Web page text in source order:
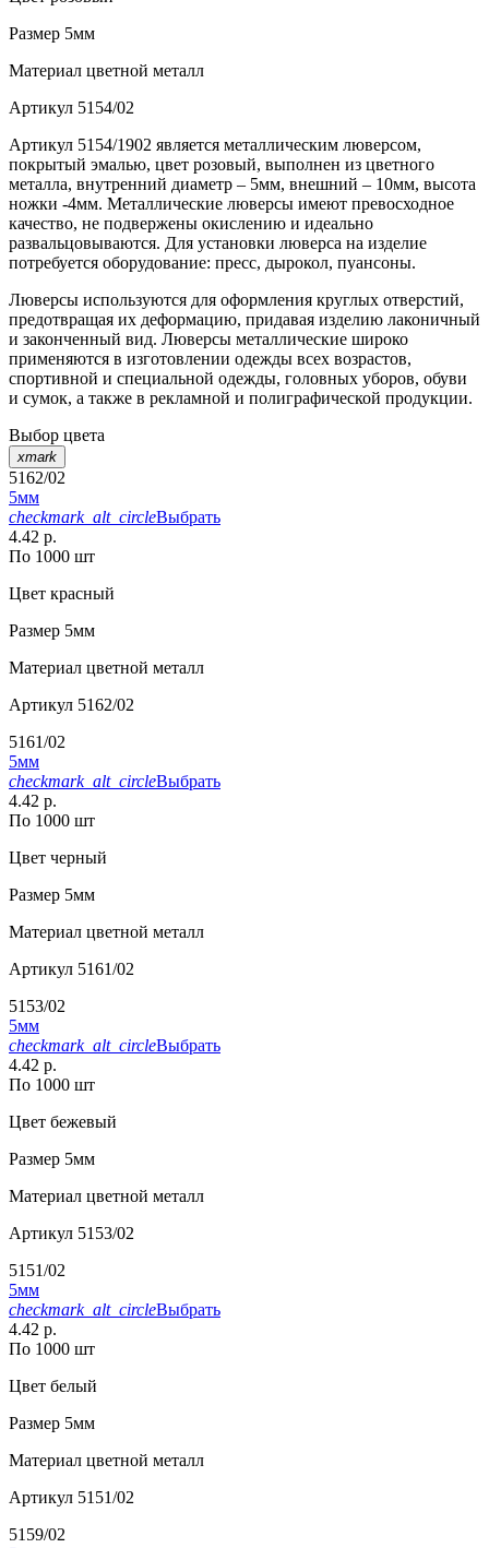
Размер 5мм
Материал цветной металл
Артикул 5154/02
Артикул 5154/1902 является металлическим люверсом,
покрытый эмалью, цвет розовый, выполнен из цветного
металла, внутренний диаметр – 5мм, внешний – 10мм, высота
ножки -4мм. Металлические люверсы имеют превосходное
качество, не подвержены окислению и идеально
развальцовываются. Для установки люверса на изделие
потребуется оборудование: пресс, дырокол, пуансоны.
Люверсы используются для оформления круглых отверстий,
предотвращая их деформацию, придавая изделию лаконичный
и законченный вид. Люверсы металлические широко
применяются в изготовлении одежды всех возрастов,
спортивной и специальной одежды, головных уборов, обуви
и сумок, а также в рекламной и полиграфической продукции.
Выбор цвета
xmark
5162/02
5мм
checkmark_alt_circleВыбрать
4.42 р.
По 1000 шт
Цвет красный
Размер 5мм
Материал цветной металл
Артикул 5162/02
5161/02
5мм
checkmark_alt_circleВыбрать
4.42 р.
По 1000 шт
Цвет черный
Размер 5мм
Материал цветной металл
Артикул 5161/02
5153/02
5мм
checkmark_alt_circleВыбрать
4.42 р.
По 1000 шт
Цвет бежевый
Размер 5мм
Материал цветной металл
Артикул 5153/02
5151/02
5мм
checkmark_alt_circleВыбрать
4.42 р.
По 1000 шт
Цвет белый
Размер 5мм
Материал цветной металл
Артикул 5151/02
5159/02